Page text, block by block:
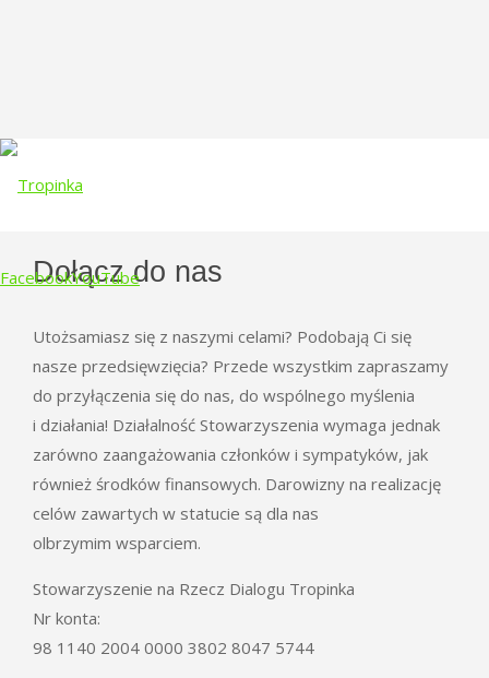
FacebookYouTube
content
Dołącz do nas
Utożsamiasz się z naszymi celami? Podobają Ci się
nasze przedsięwzięcia? Przede wszystkim zapraszamy
do przyłączenia się do nas, do wspólnego myślenia
i działania! Działalność Stowarzyszenia wymaga jednak
zarówno zaangażowania członków i sympatyków, jak
również środków finansowych. Darowizny na realizację
celów zawartych w statucie są dla nas
olbrzymim wsparciem.
Stowarzyszenie na Rzecz Dialogu Tropinka
Nr konta:
98 1140 2004 0000 3802 8047 5744